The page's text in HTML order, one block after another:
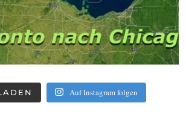
Auf Instagram folgen